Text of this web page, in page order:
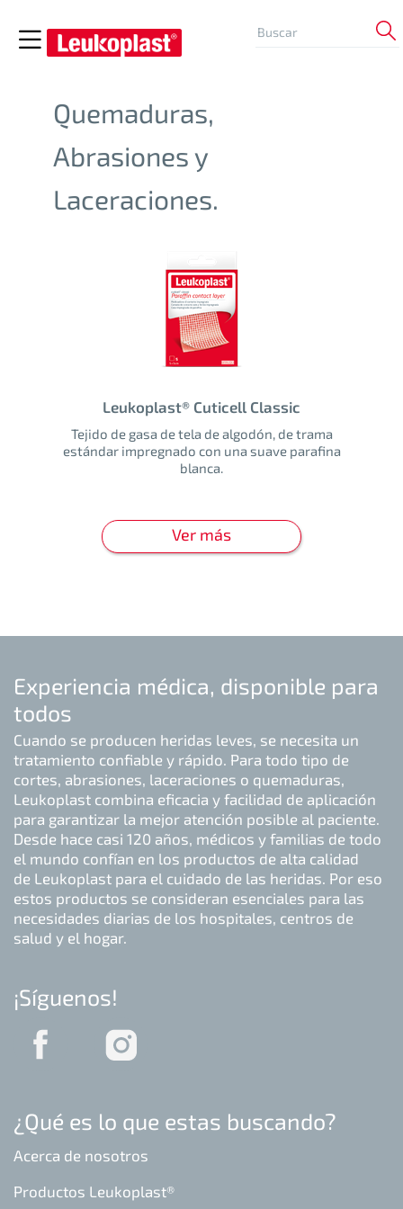
Quemaduras,
Abrasiones y
Laceraciones.
Leukoplast® Cuticell Classic
Tejido de gasa de tela de algodón, de trama
estándar impregnado con una suave parafina
blanca.
Ver más
Experiencia médica, disponible para
todos
Cuando se producen heridas leves, se necesita un
tratamiento confiable y rápido. Para todo tipo de
cortes, abrasiones, laceraciones o quemaduras,
Leukoplast combina eficacia y facilidad de aplicación
para garantizar la mejor atención posible al paciente.
Desde hace casi 120 años, médicos y familias de todo
el mundo confían en los productos de alta calidad
de Leukoplast para el cuidado de las heridas. Por eso
estos productos se consideran esenciales para las
necesidades diarias de los hospitales, centros de
salud y el hogar.
¡Síguenos!
¿Qué es lo que estas buscando?
Acerca de nosotros
Productos Leukoplast®